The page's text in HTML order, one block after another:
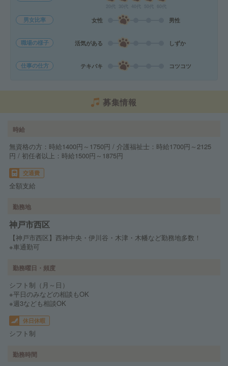
男女比率 女性 男性
職場の様子 活気がある しずか
仕事の仕方 テキパキ コツコツ
募集情報
時給
無資格の方：時給1400円～1750円 / 介護福祉士：時給1700円～2125
円 / 初任者以上：時給1500円～1875円
交通費
全額支給
勤務地
神戸市西区
【神戸市西区】西神中央・伊川谷・木津・木幡など勤務地多数！
※車通勤可
勤務曜日・頻度
シフト制（月～日）
※平日のみなどの相談もOK
※週3なども相談OK
休日休暇
シフト制
勤務時間